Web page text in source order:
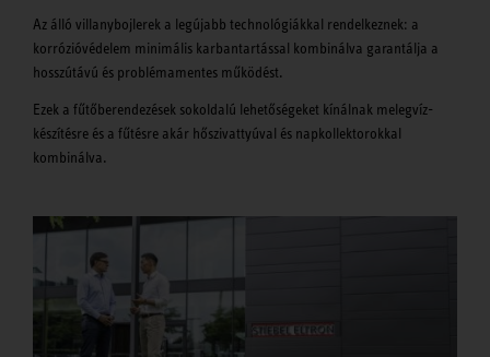
Az álló villanybojlerek a legújabb technológiákkal rendelkeznek: a
korrózióvédelem minimális karbantartással kombinálva garantálja a
hosszútávú és problémamentes működést.
Ezek a fűtőberendezések sokoldalú lehetőségeket kínálnak melegvíz-
készítésre és a fűtésre akár hőszivattyúval és napkollektorokkal
kombinálva.